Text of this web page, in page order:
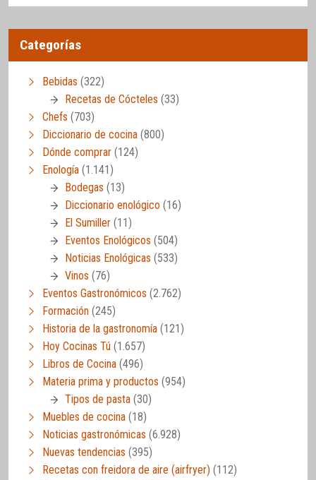
Categorías
Bebidas (322)
Recetas de Cócteles (33)
Chefs (703)
Diccionario de cocina (800)
Dónde comprar (124)
Enología (1.141)
Bodegas (13)
Diccionario enológico (16)
El Sumiller (11)
Eventos Enológicos (504)
Noticias Enológicas (533)
Vinos (76)
Eventos Gastronómicos (2.762)
Formación (245)
Historia de la gastronomía (121)
Hoy Cocinas Tú (1.657)
Libros de Cocina (496)
Materia prima y productos (954)
Tipos de pasta (30)
Muebles de cocina (18)
Noticias gastronómicas (6.928)
Nuevas tendencias (395)
Recetas con freidora de aire (airfryer) (112)